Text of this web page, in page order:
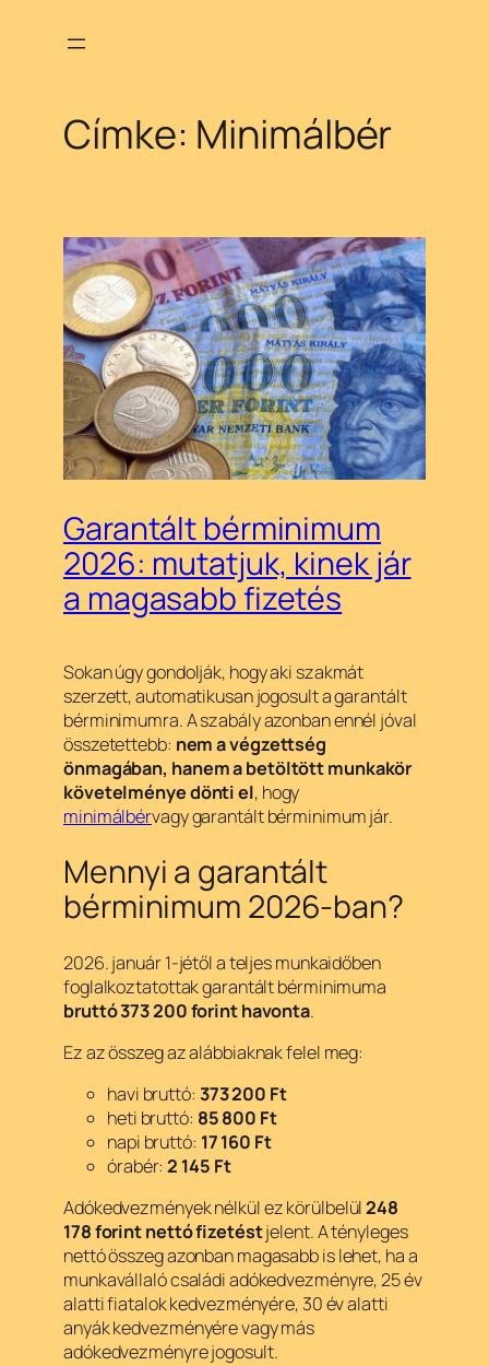
Címke: Minimálbér
Garantált bérminimum
2026: mutatjuk, kinek jár
a magasabb fizetés
Sokan úgy gondolják, hogy aki szakmát
szerzett, automatikusan jogosult a garantált
bérminimumra. A szabály azonban ennél jóval
összetettebb: nem a végzettség
önmagában, hanem a betöltött munkakör
követelménye dönti el, hogy
minimálbérvagy garantált bérminimum jár.
Mennyi a garantált
bérminimum 2026-ban?
2026. január 1-jétől a teljes munkaidőben
foglalkoztatottak garantált bérminimuma
bruttó 373 200 forint havonta.
Ez az összeg az alábbiaknak felel meg:
havi bruttó: 373 200 Ft
heti bruttó: 85 800 Ft
napi bruttó: 17 160 Ft
órabér:2 145 Ft
Adókedvezmények nélkül ez körülbelül248
178 forint nettó fizetéstjelent. A tényleges
nettó összeg azonban magasabb is lehet, ha a
munkavállaló családi adókedvezményre, 25 év
alatti fiatalok kedvezményére, 30 év alatti
anyák kedvezményére vagy más
adókedvezményre jogosult.